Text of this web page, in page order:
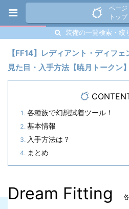
ページ
トップ
装備の一覧検索・絞
【FF14】レディアント・ディフ
見た目・入手方法【暁月トークン】
各種族で幻想試着ツール！
基本情報
入手方法は？
まとめ
Dream Fitting